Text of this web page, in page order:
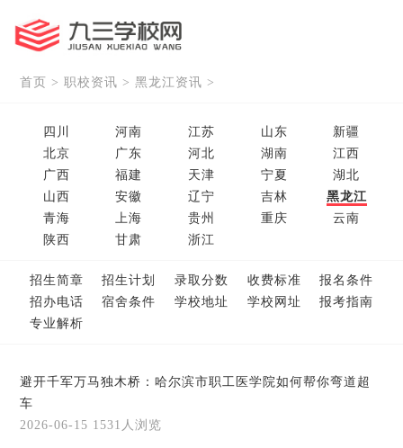
首页 >职校资讯 >黑龙江资讯 >
四川 河南 江苏 山东
新疆
北京
广东 河北 湖南
江西
广西
福建 天津 宁夏
湖北
山西
安徽 辽宁 吉林
黑龙江
青海
上海 贵州 重庆
云南
陕西
甘肃 浙江
招生简章 招生计划 录取分数 收费标准
报名条件
招办电话
宿舍条件 学校地址 学校网址
报考指南
专业解析
避开千军万马独木桥：哈尔滨市职工医学院如何帮你弯道超
车
2026-06-15 1531人浏览